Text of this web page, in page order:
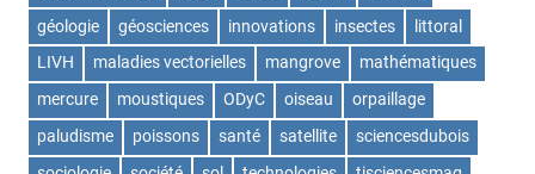
géologie
géosciences innovations insectes
littoral
LIVH
maladies vectorielles mangrove
mathématiques
mercure
moustiques ODyC oiseau
orpaillage
paludisme
poissons santé satellite
sciencesdubois